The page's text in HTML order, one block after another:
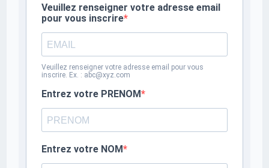
Veuillez renseigner votre adresse email
pour vous inscrire
Veuillez renseigner votre adresse email pour vous
inscrire. Ex. : abc@xyz.com
Entrez votre PRENOM
Entrez votre NOM